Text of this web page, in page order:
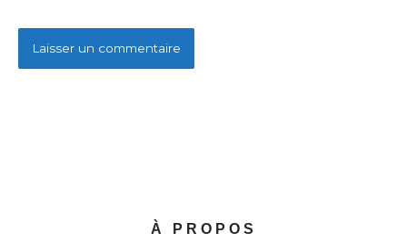
À PROPOS